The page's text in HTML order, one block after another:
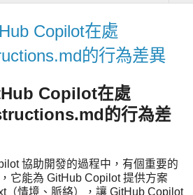
Copilot在處
的行為差異
Copilot在處
的行為差
協助開發的過程中，有個重要的
，它能為 GitHub Copilot 提供方案
（情境、脈絡），讓 GitHub Copilot